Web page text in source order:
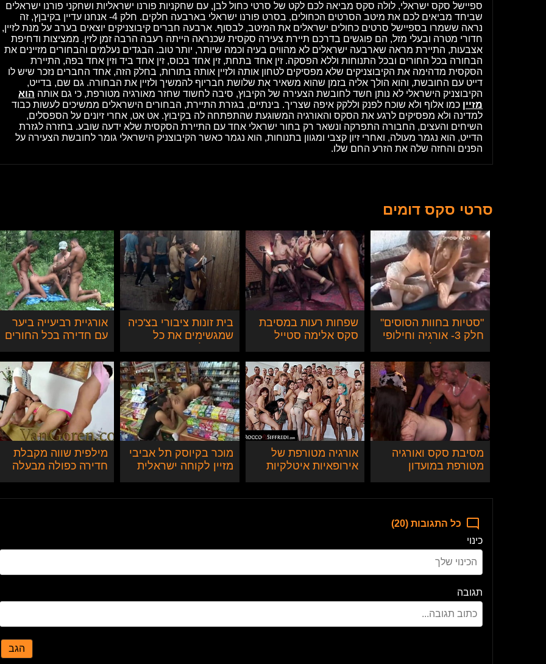
ספיישל סקס ישראלי, לולה סקס מביאה לכם לקט של סרטי כחול לבן, עם שחקניות פורנו ישראליות ושחקני פורנו ישראלים
שביחד מביאים לכם את מיטב הסרטים הכחולים, בסרט פורנו ישראלי בארבעה חלקים. חלק 4- אנחנו עדיין בקיבןץ, זה
נראה ששמרו בספיישל סרטים כחולים ישראלים את המיטב, לבסוף. ארבעה חברים קיבוצניקים יוצאים בערב על מנת לזיין,
חדורי מטרה ובעלי מזל, הם פוגשים בדרכם תיירת צעירה סקסית שכנראה הייתה רעבה הרבה זמן לזין. ממציצות ודחיפת
אצבעות, התיירת מראה שארבעה ישראלים לא מהווים בעיה וכמה שיותר, יותר טוב. הבגדים נעלמים והבחורים מזיינים את
הבחורה בכל החורים ובכל התנוחות וללא הפסקה. זין אחד בתחת, זין אחד בכוס, זין אחד ביד וזין אחד בפה, התיירת
הסקסית מדהימה את הקיבוצניקים שלא מפסיקים לטחון אותה ולזיין אותה בתורות, בחלק הזה, אחד החברים נזכר שיש לו
דייט עם החובשת, והוא הולך אליה בזמן שהוא משאיר את שלושת חבריוף להמשיך ולזיין את הבחורה. גם שם, בדייט,
הקיבוצניק הישראלי לא נותן חשד לחובשת הצעירה של הקיבוץ, סיבה לחשוד שחזר מאורגיה מטורפת, כי גם אותה הוא
מזיין כמו אלוף ולא שוכח לפנק וללקק איפה שצריך. בינתיים, בגזרת התיירת, הבחורים הישראלים ממשיכים לעשות כבוד
למדינה ולא מפסיקים לרגע את הסקס והאורגיה המשוגעת שהתפתחה לה בקיבוץ. אט אט, אחרי זיונים על הספסלים,
השיחים והעצים, החבורה התפרקה ונשאר רק בחור ישראלי אחד עם התיירת הסקסית שלא ידעה שובע. בחזרה לגזרת
הדייט, הוא נגמר מעולה, ואחרי זיון קצבי ומגוון בתנוחות, הוא נגמר כאשר הקיבוצניק הישראלי גומר לחובשת הצעירה על
הפנים והחזה שלה את הזרע החם שלו.
סרטי סקס דומים
"סטיות בחוות הסוסים"
חלק 3- אורגיה וחילופי
שפחות רעות במסיבת
סקס אלימה סטייל
בית זונות ציבורי בצ'כיה
שמגשימים את כל
אורגיית רביעייה ביער
עם חדירה בכל החורים
מסיבת סקס ואורגיה
מטורפת במועדון
אורגיה מטורפת של
אירופאיות איטלקיות
מוכר בקיוסק תל אביבי
מזיין לקוחה ישראלית
מילפית שווה מקבלת
חדירה כפולה מבעלה
כל התגובות (20)
כינוי
תגובה
הגב